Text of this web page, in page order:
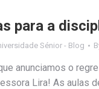
para a
Sénior - Blog
anunciamos o
Lira! As aulas